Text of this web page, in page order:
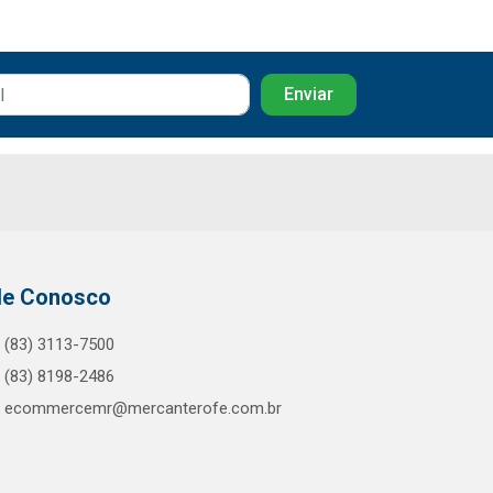
Conosco
(83) 3113-7500
(83) 8198-2486
ecommercemr@mercanterofe.com.br